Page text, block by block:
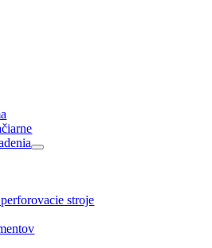
stroje